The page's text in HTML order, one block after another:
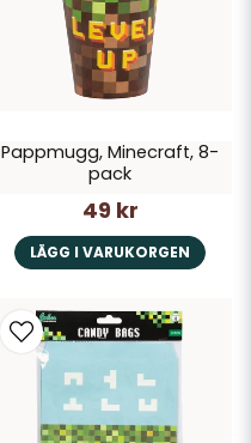
Pappmugg, Minecraft, 8-
pack
49 kr
LÄGG I VARUKORGEN